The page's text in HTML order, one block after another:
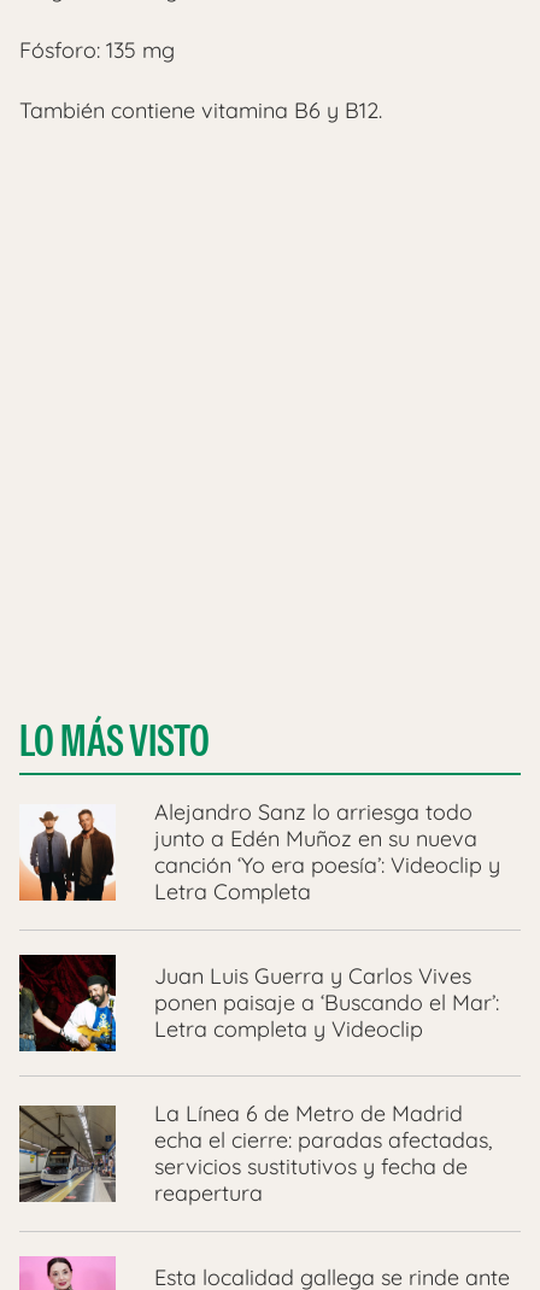
Fósforo: 135 mg
También contiene vitamina B6 y B12.
LO MÁS VISTO
Alejandro Sanz lo arriesga todo
junto a Edén Muñoz en su nueva
canción ‘Yo era poesía’: Videoclip y
Letra Completa
Juan Luis Guerra y Carlos Vives
ponen paisaje a ‘Buscando el Mar’:
Letra completa y Videoclip
La Línea 6 de Metro de Madrid
echa el cierre: paradas afectadas,
servicios sustitutivos y fecha de
reapertura
Esta localidad gallega se rinde ante